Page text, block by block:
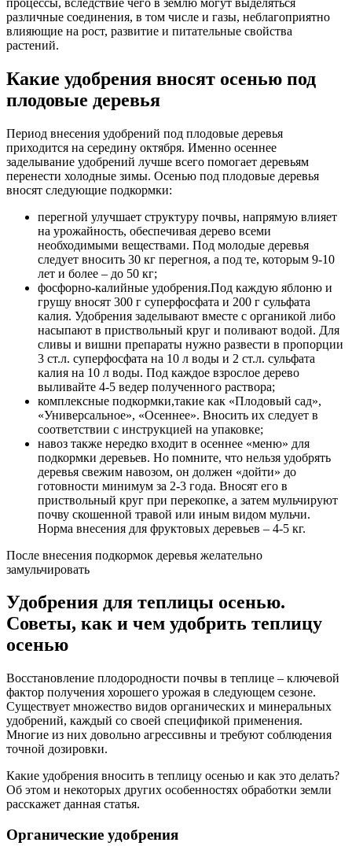
различные соединения, в том числе и газы, неблагоприятно
влияющие на рост, развитие и питательные свойства
растений.
Какие удобрения вносят осенью под
плодовые деревья
Период внесения удобрений под плодовые деревья
приходится на середину октября. Именно осеннее
заделывание удобрений лучше всего помогает деревьям
перенести холодные зимы. Осенью под плодовые деревья
вносят следующие подкормки:
перегной улучшает структуру почвы, напрямую влияет
на урожайность, обеспечивая дерево всеми
необходимыми веществами. Под молодые деревья
следует вносить 30 кг перегноя, а под те, которым 9-10
лет и более – до 50 кг;
фосфорно-калийные удобрения.Под каждую яблоню и
грушу вносят 300 г суперфосфата и 200 г сульфата
калия. Удобрения заделывают вместе с органикой либо
насыпают в приствольный круг и поливают водой. Для
сливы и вишни препараты нужно развести в пропорции
3 ст.л. суперфосфата на 10 л воды и 2 ст.л. сульфата
калия на 10 л воды. Под каждое взрослое дерево
выливайте 4-5 ведер полученного раствора;
комплексные подкормки,такие как «Плодовый сад»,
«Универсальное», «Осеннее». Вносить их следует в
соответствии с инструкцией на упаковке;
навоз также нередко входит в осеннее «меню» для
подкормки деревьев. Но помните, что нельзя удобрять
деревья свежим навозом, он должен «дойти» до
готовности минимум за 2-3 года. Вносят его в
приствольный круг при перекопке, а затем мульчируют
почву скошенной травой или иным видом мульчи.
Норма внесения для фруктовых деревьев – 4-5 кг.
После внесения подкормок деревья желательно
замульчировать
Удобрения для теплицы осенью.
Советы, как и чем удобрить теплицу
осенью
Восстановление плодородности почвы в теплице – ключевой
фактор получения хорошего урожая в следующем сезоне.
Существует множество видов органических и минеральных
удобрений, каждый со своей спецификой применения.
Многие из них довольно агрессивны и требуют соблюдения
точной дозировки.
Какие удобрения вносить в теплицу осенью и как это делать?
Об этом и некоторых других особенностях обработки земли
расскажет данная статья.
Органические удобрения